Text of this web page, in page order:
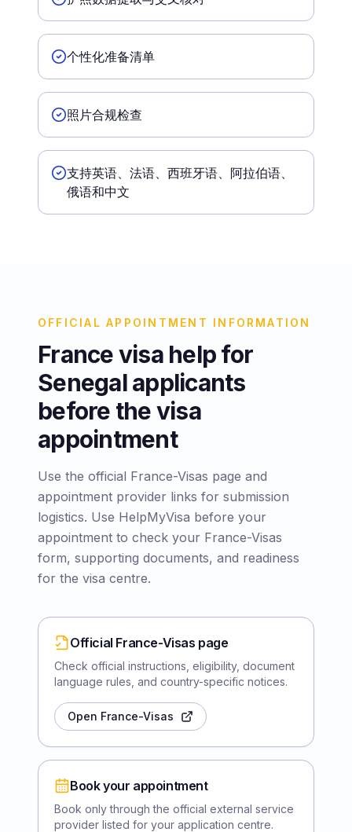
个性化准备清单
照片合规检查
支持英语、法语、西班牙语、阿拉伯语、
俄语和中文
OFFICIAL APPOINTMENT INFORMATION
France visa help for
Senegal applicants
before the visa
appointment
Use the official France-Visas page and
appointment provider links for submission
logistics. Use HelpMyVisa before your
appointment to check your France-Visas
form, supporting documents, and readiness
for the visa centre.
Official France-Visas page
Check official instructions, eligibility, document
language rules, and country-specific notices.
Open France-Visas
Book your appointment
Book only through the official external service
provider listed for your application centre.